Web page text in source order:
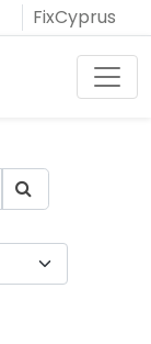
FixCyprus